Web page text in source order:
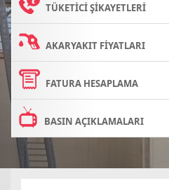
TÜKETİCİ ŞİKAYETLERİ
AKARYAKIT FİYATLARI
FATURA HESAPLAMA
BASIN AÇIKLAMALARI